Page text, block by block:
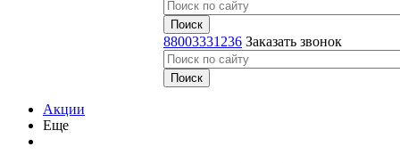
88003331236 Заказать звонок
Акции
Еще